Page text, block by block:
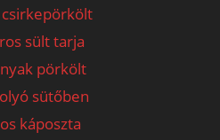
csirkepörkölt
sült tarja
pörkölt
sütőben
káposzta